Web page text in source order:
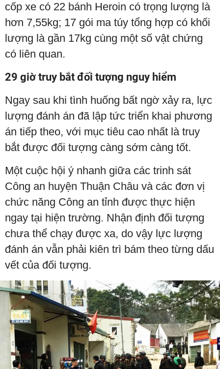
cốp xe có 22 bánh Heroin có trọng lượng là
hơn 7,55kg; 17 gói ma túy tổng hợp có khối
lượng là gần 17kg cùng một số vật chứng
có liên quan.
29 giờ truy bắt đối tượng nguy hiểm
Ngay sau khi tình huống bất ngờ xảy ra, lực
lượng đánh án đã lập tức triển khai phương
án tiếp theo, với mục tiêu cao nhất là truy
bắt được đối tượng càng sớm càng tốt.
Một cuộc hội ý nhanh giữa các trinh sát
Công an huyện Thuận Châu và các đơn vị
chức năng Công an tỉnh được thực hiện
ngay tại hiện trường. Nhận định đối tượng
chưa thể chạy được xa, do vậy lực lượng
đánh án vẫn phải kiên trì bám theo từng dấu
vết của đối tượng.